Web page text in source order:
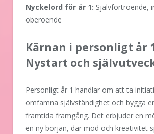
Nyckelord för år 1: Självförtroende,
oberoende
Kärnan i personligt år
Nystart och
Personligt år 1 handlar om att ta
omfamna självständighet och bygga
framtida framgång. Det erbjuder en
en ny början, där mod och kreativitet